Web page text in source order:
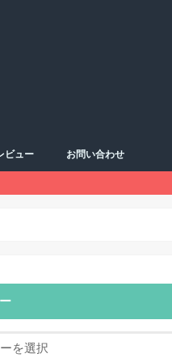
ビュー
商材一覧
お問い合わせ